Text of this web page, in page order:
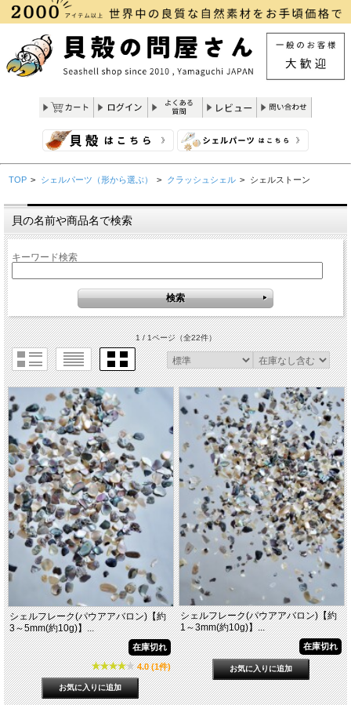
TOP > シェルパーツ（形から選ぶ） > クラッシュシェル > シェルストーン
貝の名前や商品名で検索
キーワード検索
1 / 1ページ（全22件）
シェルフレーク(パウアアバロン)【約
3～5mm(約10g)】...
在庫切れ
4.0 (1件)
シェルフレーク(パウアアバロン)【約
1～3mm(約10g)】...
在庫切れ